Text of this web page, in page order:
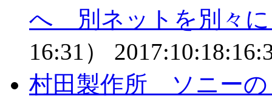
へ 別ネットを別々
16:31）
村田製作所 ソニー